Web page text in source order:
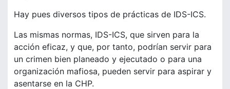
Hay pues diversos tipos de prácticas de IDS-ICS.
Las mismas normas, IDS-ICS, que sirven para la
acción eficaz, y que, por tanto, podrían servir para
un crimen bien planeado y ejecutado o para una
organización mafiosa, pueden servir para aspirar y
asentarse en la CHP.